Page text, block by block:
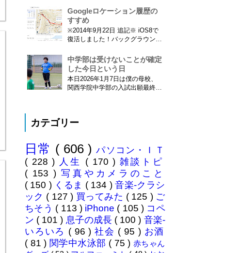
ので...
かしい…。 ※後日追記※ 無事合
格してました。しかも成績が上位
3名以内？とかで表彰してもらい
ました\( ˆoˆ )/ 文書の取り扱いや
Googleロケーション履歴の
すすめ
※2014年9月22日 追記※ iOS8で
復活しました！バックグラウンド
iPhone 6 Plusで確認しました。
カモノハシ通信3: Googleロケー
ション履歴がiOS8で復活！
※2013年11月8日 追記※ 残念な
こ...
中学部は受けないことが確定
した今日という日
本日2026年1月7日は僕の母校、
関西学院中学部の入試出願最終日
分の息子が12歳になったら母校中
その可能性がほぼなくなったこと
は...
カテゴリー
日常 ( 606 )パソコン・ＩＴ
( 228 ) 人生 ( 170 ) 雑談トピ
( 153 ) 写真やカメラのこと
( 150 ) くるま ( 134 )音楽-クラシ
ック ( 127 ) 買ってみた ( 125 ) ご
ちそう ( 113 ) iPhone ( 105 ) コペ
ン ( 101 ) 息子の成長 ( 100 ) 音楽-
いろいろ ( 96 )社会 ( 95 ) お酒
( 81 ) 関学中水泳部 ( 75 ) 赤ちゃん